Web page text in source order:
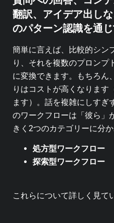
翻訳、アイデア出し
のパターン認識を通じ
簡単に言えば、比較的シン
り、それを複数のプロンプ
に変換できます。もちろん
りはコストが高くなります
ます）。話を複雑にしすぎ
のワークフローは「彼ら」
きく2つのカテゴリーに分か
処方型ワークフロー
探索型ワークフロー
これらについて詳しく見て